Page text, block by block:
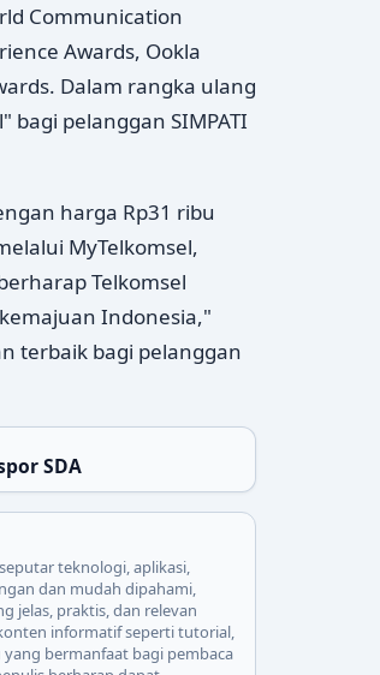
Communication
Awards, Ookla
Dalam rangka ulang
bagi pelanggan SIMPATI
harga Rp31 ribu
MyTelkomsel,
Telkomsel
Indonesia,"
terbaik bagi pelanggan
SDA
teknologi, aplikasi,
dan mudah dipahami,
jelas, praktis, dan relevan
informatif seperti tutorial,
bermanfaat bagi pembaca